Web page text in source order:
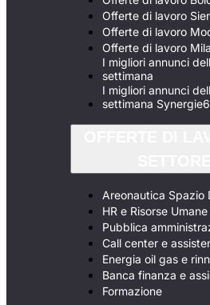
Offerte di lavoro
Offerte di lavoro
Offerte di lavoro
I migliori annunci
settimana
I migliori annunci
settimana
Areonautica Spazio
HR e Risorse Umane
Pubblica
Call center e
Energia oil gas e
Banca finanza e
Formazione